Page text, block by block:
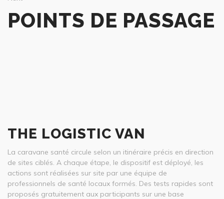
POINTS DE PASSAGE
THE LOGISTIC VAN
La caravane santé circule selon un itinéraire précis en direction
de sites ciblés. A chaque étape, le dispositif est déployé, les
actions sont réalisées sur site par une équipe de
professionnels de santé locaux formés. Des tests rapides sont
proposés gratuitement aux participants sur une base